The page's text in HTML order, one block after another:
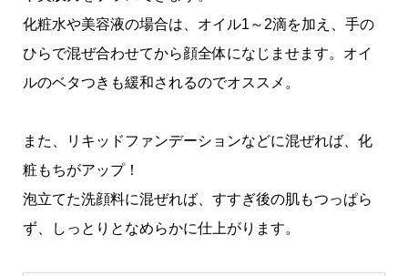
化粧水や美容液の場合は、オイル1～2滴を加え、手の
ひらで混ぜ合わせてから顔全体になじませます。オイ
ルのベタつきも緩和されるのでオススメ。
また、リキッドファンデーションなどに混ぜれば、化
粧もちがアップ！
泡立てた洗顔料に混ぜれば、すすぎ後の肌もつっぱら
ず、しっとりとなめらかに仕上がります。